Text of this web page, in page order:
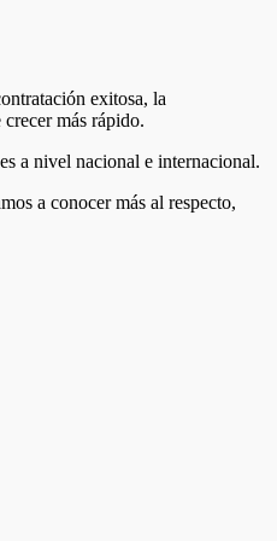
exitosa, la
más rápido.
a nivel nacional e internacional.
a conocer más al respecto,